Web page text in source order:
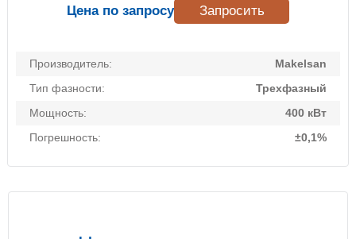
Производитель:
Makelsan
Тип фазности:
Трехфазный
Мощность:
400 кВт
Погрешность:
±0,1%
Цена по запросу Запросить